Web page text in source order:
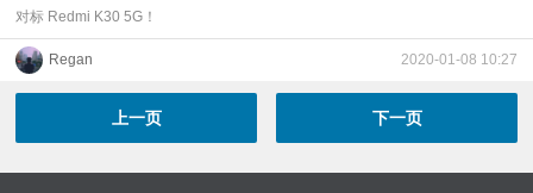
对标 Redmi K30 5G！
Regan 2020-01-08 10:27
上一页 下一页